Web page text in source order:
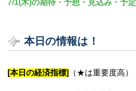
7/1(木)の期待・予想・見込み・予定
本日の情報は！
[本日の経済指標] （★は重要度高）